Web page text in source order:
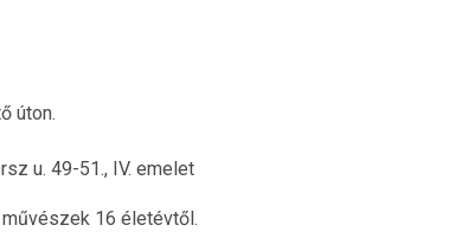
úton.
u. 49-51., IV. emelet
16 életévtől.